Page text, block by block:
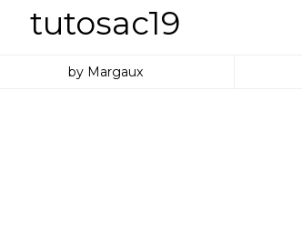
tutosac19
by Margaux